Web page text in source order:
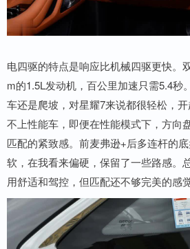
电四驱的特点是响应比机械四驱更快。
m的1.5L发动机，百公里加速只需5.4秒
车还是爬坡，对星耀7来说都很轻松，
不上性能车，即便在性能模式下，方向
匹配的紧致感。前麦弗逊+后多连杆的
软，在我看来偏硬，保留了一些路感。
用舒适和驾控，但匹配还不够完美的感觉